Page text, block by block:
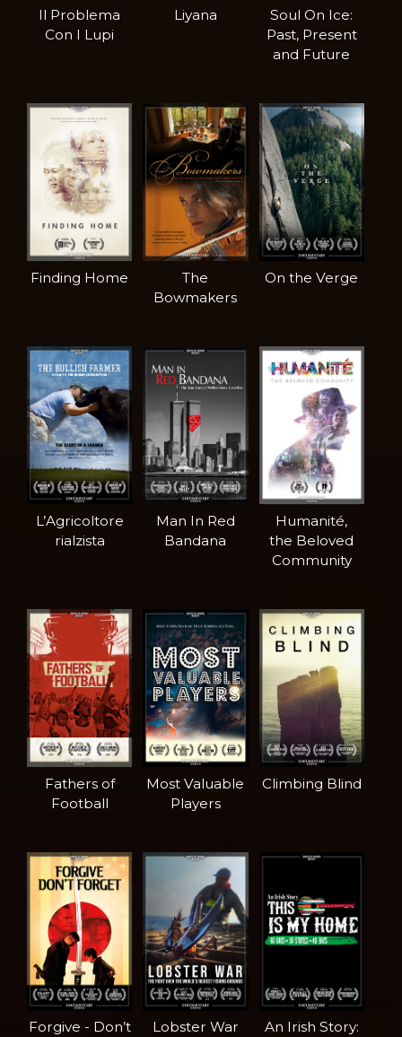
Il Problema
Con I Lupi
Liyana
Soul On Ice:
Past, Present
and Future
Finding Home
The
Bowmakers
On the Verge
L’Agricoltore
rialzista
Man In Red
Bandana
Humanité,
the Beloved
Community
Fathers of
Football
Most Valuable
Players
Climbing Blind
Forgive - Don’t Lobster War An Irish Story: